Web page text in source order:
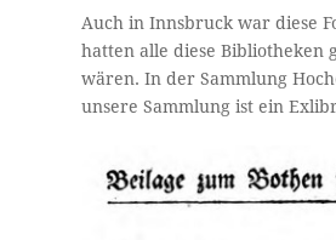
Auch in Innsbruck war diese
hatten alle diese Bibliotheken
wären. In der Sammlung
unsere Sammlung ist ein